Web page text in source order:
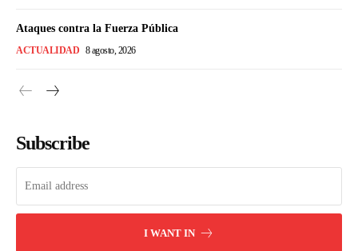
Ataques contra la Fuerza Pública
ACTUALIDAD 8 agosto, 2026
Subscribe
I WANT IN